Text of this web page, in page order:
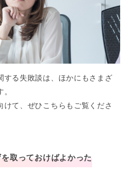
する失敗談は、ほかにもさまざ
けて、ぜひこちらもご覧くださ
取っておけばよかった